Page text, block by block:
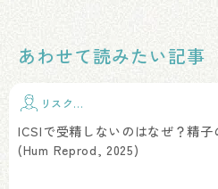
あわせて読みたい記事
リスク因
ICSIで受精しないのはなぜ？精
(Hum Reprod, 2025)